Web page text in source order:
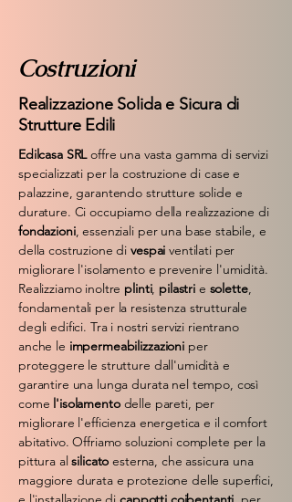
Costruzioni
Realizzazione Solida e Sicura di
Strutture Edili
Edilcasa SRLoffre una vasta gamma di servizi
specializzati per la costruzione di case e
palazzine, garantendo strutture solide e
durature. Ci occupiamo della realizzazione di
fondazioni, essenziali per una base stabile, e
della costruzione divespaiventilati per
migliorare l'isolamento e prevenire l'umidità.
Realizziamo inoltre plinti, pilastri e solette,
fondamentali per la resistenza strutturale
degli edifici. Tra i nostri servizi rientrano
anche le impermeabilizzazioni per
proteggere le strutture dall'umidità e
garantire una lunga durata nel tempo, così
come l'isolamento delle pareti, per
migliorare l'efficienza energetica e il comfort
abitativo. Offriamo soluzioni complete per la
pittura alsilicatoesterna, che assicura una
maggiore durata e protezione delle superfici,